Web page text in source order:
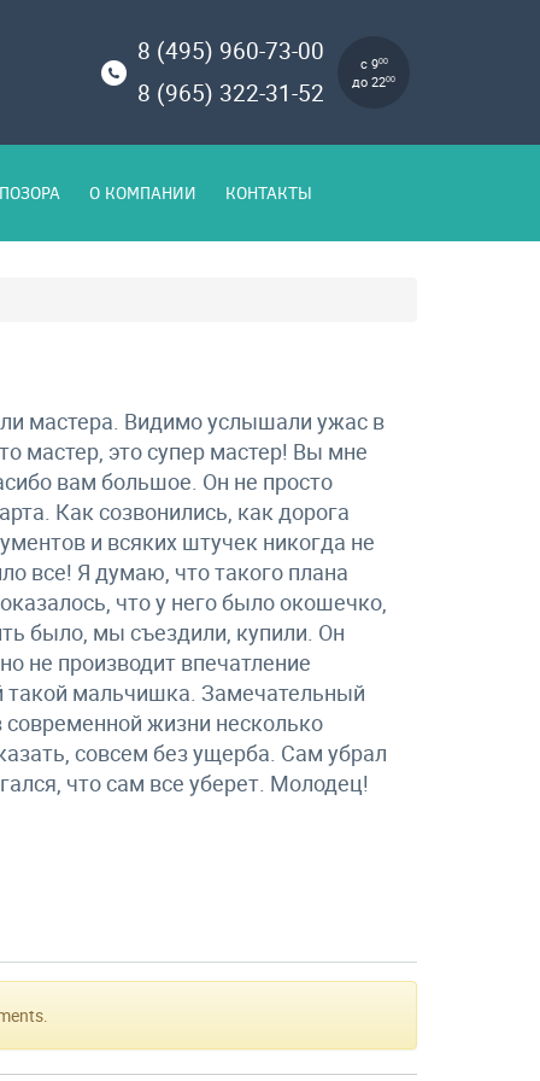
8 (495) 960-73-00
8 (965) 322-31-52
с 900
до 2200
О КОМПАНИИ КОНТАКТЫ
мастера. Видимо услышали ужас в
мастер, это супер мастер! Вы мне
вам большое. Он не просто
Как созвонились, как дорога
и всяких штучек никогда не
все! Я думаю, что такого плана
что у него было окошечко,
было, мы съездили, купили. Он
не производит впечатление
такой мальчишка. Замечательный
жизни несколько
совсем без ущерба. Сам убрал
что сам все уберет. Молодец!